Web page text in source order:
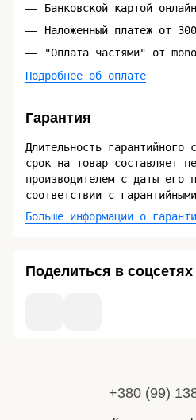
Банковской картой онлайн
Наложенный платеж от
"Оплата частями" от
Подробнее об оплате
Гарантия
Длительность гарантийного
срок на товар составляет
производителем с даты его
соответствии с
Больше информации о
Поделиться в соцсетях
+380 (99)